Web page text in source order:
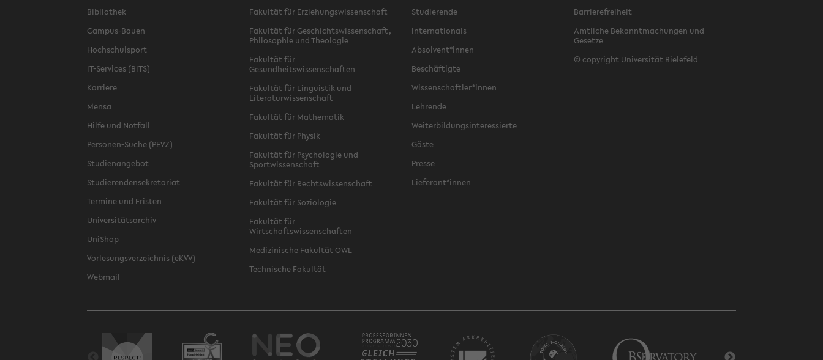
Bibliothek
Campus-Bauen
Hochschulsport
IT-Services (BITS)
Karriere
Mensa
Hilfe und Notfall
Personen-Suche (PEVZ)
Studienangebot
Studierendensekretariat
Termine und Fristen
Universitätsarchiv
UniShop
Vorlesungsverzeichnis (eKVV)
Webmail
Fakultät für Erziehungswissenschaft
Fakultät für Geschichtswissenschaft,
Philosophie und Theologie
Fakultät für
Gesundheitswissenschaften
Fakultät für Linguistik und
Literaturwissenschaft
Fakultät für Mathematik
Fakultät für Physik
Fakultät für Psychologie und
Sportwissenschaft
Fakultät für Rechtswissenschaft
Fakultät für Soziologie
Fakultät für
Wirtschaftswissenschaften
Medizinische Fakultät OWL
Technische Fakultät
Studierende
Internationals
Absolvent*innen
Beschäftigte
Wissenschaftler*innen
Lehrende
Weiterbildungsinteressierte
Gäste
Presse
Lieferant*innen
Barrierefreiheit
Amtliche Bekanntmachungen und
Gesetze
© copyright Universität Bielefeld